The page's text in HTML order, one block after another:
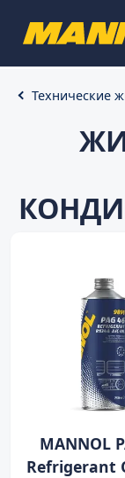
Технические
MANNOL
Refrigerant